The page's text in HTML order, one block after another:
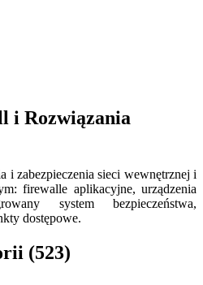
i Rozwiązania
i zabezpieczenia sieci wewnętrznej i
firewalle aplikacyjne, urządzenia
system bezpieczeństwa,
dostępowe.
(523)